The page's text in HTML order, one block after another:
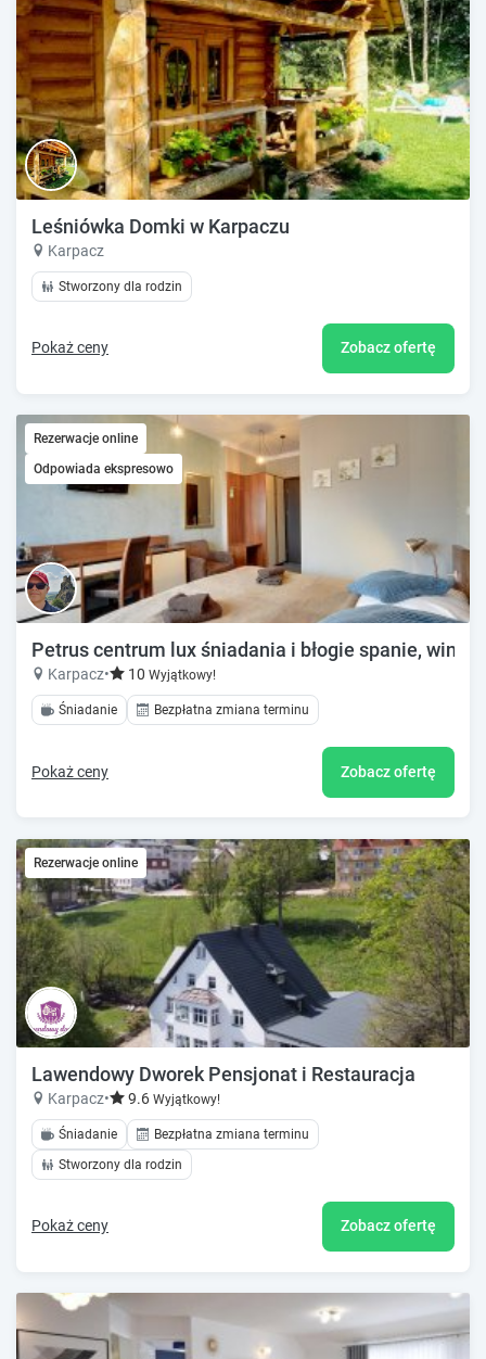
Leśniówka Domki w Karpaczu
Karpacz
Stworzony dla rodzin
Pokaż ceny Zobacz ofertę
Rezerwacje online
Odpowiada ekspresowo
Petrus centrum lux śniadania i błogie spanie, winda
Karpacz• 10 Wyjątkowy!
Śniadanie Bezpłatna zmiana terminu
Pokaż ceny Zobacz ofertę
Rezerwacje online
Lawendowy Dworek Pensjonat i Restauracja
Karpacz• 9.6 Wyjątkowy!
Śniadanie
Bezpłatna zmiana terminu
Stworzony dla rodzin
Pokaż ceny Zobacz ofertę